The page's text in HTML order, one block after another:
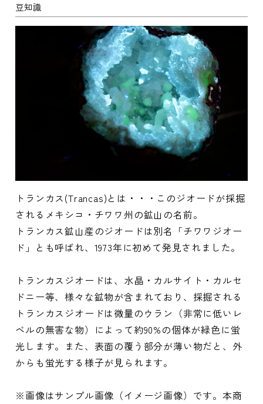
豆知識
トランカス(Trancas)とは・・・このジオードが採掘
されるメキシコ・チワワ州の鉱山の名前。
トランカス鉱山産のジオードは別名「チワワジオー
ド」とも呼ばれ、1973年に初めて発見されました。
トランカスジオードは、水晶・カルサイト・カルセ
ドニー等、様々な鉱物が含まれており、採掘される
トランカスジオードは微量のウラン（非常に低いレ
ベルの無害な物）によって約90%の個体が緑色に蛍
光します。また、表面の覆う部分が薄い物だと、外
からも蛍光する様子が見られます。
※画像はサンプル画像（イメージ画像）です。本商